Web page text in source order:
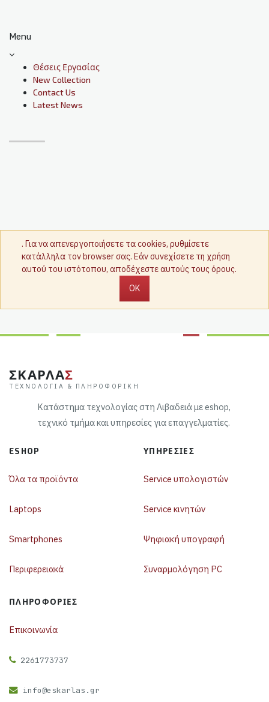
Menu
Θέσεις Εργασίας
New Collection
Contact Us
Latest News
. Για να απενεργοποιήσετε τα cookies, ρυθμίσετε
κατάλληλα τον browser σας. Εάν συνεχίσετε τη χρήση
αυτού του ιστότοπου, αποδέχεστε αυτούς τους όρους.
OK
ΣΚΑΡΛΑΣ
ΤΕΧΝΟΛΟΓΊΑ & ΠΛΗΡΟΦΟΡΙΚΉ
Κατάστημα τεχνολογίας στη Λιβαδειά με eshop,
τεχνικό τμήμα και υπηρεσίες για επαγγελματίες.
ESHOP
Όλα τα προϊόντα
Laptops
Smartphones
Περιφερειακά
ΥΠΗΡΕΣΊΕΣ
Service υπολογιστών
Service κινητών
Ψηφιακή υπογραφή
Συναρμολόγηση PC
ΠΛΗΡΟΦΟΡΊΕΣ
Επικοινωνία
2261773737
info@eskarlas.gr